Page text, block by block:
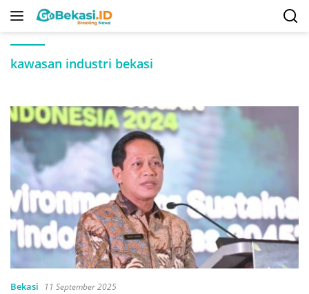
Langsung
kawasan industri bekasi
Bekasi 11 September 2025